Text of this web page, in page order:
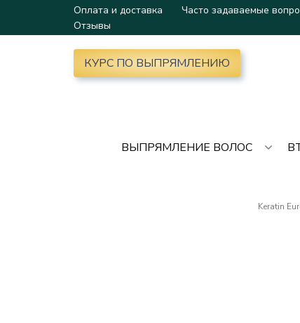
Оплата и доставка Часто задаваемые
Отзывы
КУРС ПО ВЫПРЯМЛЕНИЮ
ВЫПРЯМЛЕНИЕ ВОЛОС
Keratin